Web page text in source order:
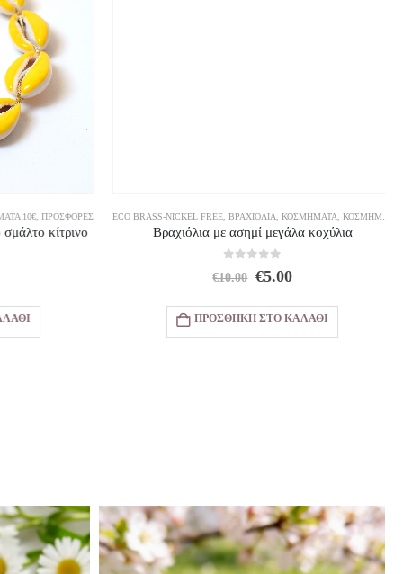
10€,ΠΡΟΣΦΟΡΕΣ
κίτρινο
ECO BRASS-NICKEL FREE,ΒΡΑΧΙΌΛΙΑ,ΚΟΣΜΗΜΑΤΑ,ΚΟΣΜΉΜΑΤΑ 5€
Βραχιόλια με ασημί μεγάλα κοχύλια
10.00 Original
was:
€10.00.
€5.00Η
τιμή
είναι:
€5.00.
ΠΡΟΣΘΉΚΗ ΣΤΟ ΚΑΛΆΘΙ